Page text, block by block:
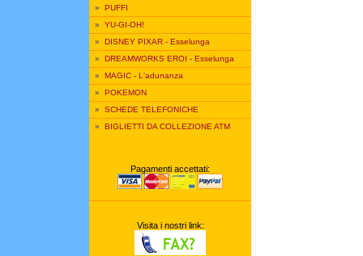
» PUFFI
» YU-GI-OH!
» DISNEY PIXAR - Esselunga
» DREAMWORKS EROI - Esselunga
» MAGIC - L'adunanza
» POKEMON
» SCHEDE TELEFONICHE
» BIGLIETTI DA COLLEZIONE ATM
Pagamenti accettati:
Visita i nostri link: